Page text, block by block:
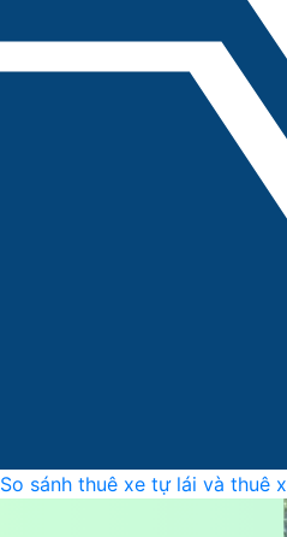
So sánh thuê xe tự lái và thuê